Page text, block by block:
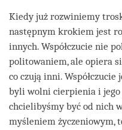
Kiedy już rozwiniemy
następnym krokiem jest
innych. Współczucie nie
politowaniem, ale opiera
co czują inni.
byli wolni cierpienia i
chcielibyśmy być od nich
myśleniem życzeniowym,